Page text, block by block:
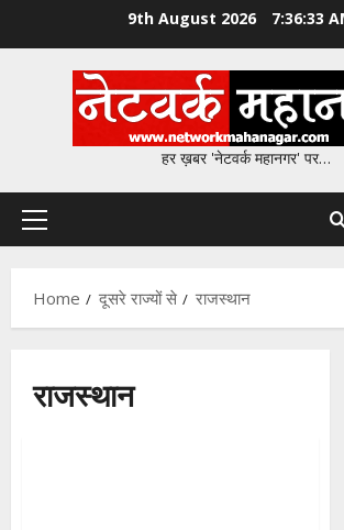
9th August 2026 7:36:34
हर ख़बर 'नेटवर्क महानगर' पर…
Primary
Home दूसरे राज्यों से राजस्थान
राजस्थान